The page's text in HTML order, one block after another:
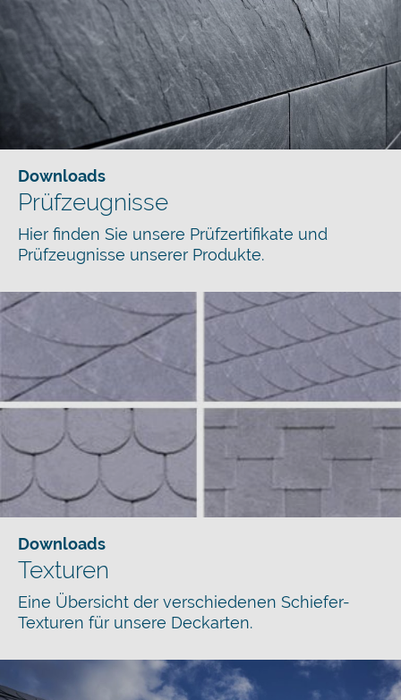
Downloads
Prüfzeugnisse
Hier finden Sie unsere Prüfzertifikate und
Prüfzeugnisse unserer Produkte.
Downloads
Texturen
Eine Übersicht der verschiedenen Schiefer-
Texturen für unsere Deckarten.